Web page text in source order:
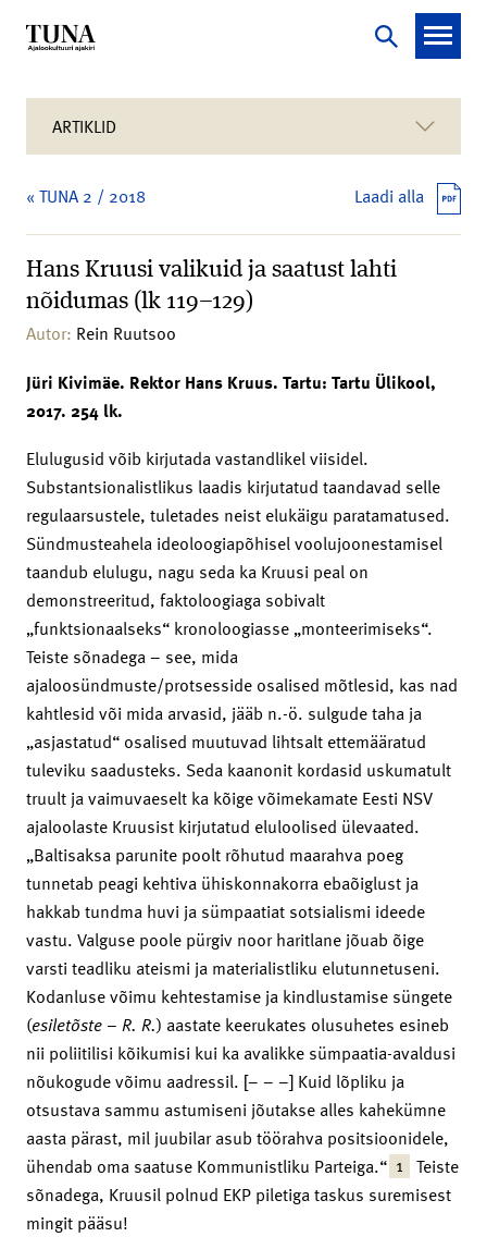
ARTIKLID
« TUNA 2 / 2018 Laadi alla
Hans Kruusi valikuid ja saatust lahti
nõidumas (lk 119–129)
Autor: Rein Ruutsoo
Jüri Kivimäe. Rektor Hans Kruus. Tartu: Tartu Ülikool,
2017. 254 lk.
Elulugusid võib kirjutada vastandlikel viisidel.
Substantsionalistlikus laadis kirjutatud taandavad selle
regulaarsustele, tuletades neist elukäigu paratamatused.
Sündmusteahela ideoloogiapõhisel voolujoonestamisel
taandub elulugu, nagu seda ka Kruusi peal on
demonstreeritud, faktoloogiaga sobivalt
„funktsionaalseks“ kronoloogiasse „monteerimiseks“.
Teiste sõnadega – see, mida
ajaloosündmuste/protsesside osalised mõtlesid, kas nad
kahtlesid või mida arvasid, jääb n.-ö. sulgude taha ja
„asjastatud“ osalised muutuvad lihtsalt ettemääratud
tuleviku saadusteks. Seda kaanonit kordasid uskumatult
truult ja vaimuvaeselt ka kõige võimekamate Eesti NSV
ajaloolaste Kruusist kirjutatud eluloolised ülevaated.
„Baltisaksa parunite poolt rõhutud maarahva poeg
tunnetab peagi kehtiva ühiskonnakorra ebaõiglust ja
hakkab tundma huvi ja sümpaatiat sotsialismi ideede
vastu. Valguse poole pürgiv noor haritlane jõuab õige
varsti teadliku ateismi ja materialistliku elutunnetuseni.
Kodanluse võimu kehtestamise ja kindlustamise süngete
(esiletõste – R. R.) aastate keerukates olusuhetes esineb
nii poliitilisi kõikumisi kui ka avalikke sümpaatia-avaldusi
nõukogude võimu aadressil. [– – –] Kuid lõpliku ja
otsustava sammu astumiseni jõutakse alles kahekümne
aasta pärast, mil juubilar asub töörahva positsioonidele,
ühendab oma saatuse Kommunistliku Parteiga.“ 1 Teiste
sõnadega, Kruusil polnud EKP piletiga taskus suremisest
mingit pääsu!